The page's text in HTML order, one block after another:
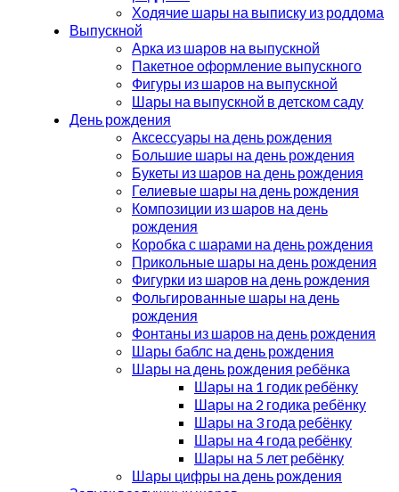
Ходячие шары на выписку из роддома
Выпускной
Арка из шаров на выпускной
Пакетное оформление выпускного
Фигуры из шаров на выпускной
Шары на выпускной в детском саду
День рождения
Аксессуары на день рождения
Большие шары на день рождения
Букеты из шаров на день рождения
Гелиевые шары на день рождения
Композиции из шаров на день
рождения
Коробка с шарами на день рождения
Прикольные шары на день рождения
Фигурки из шаров на день рождения
Фольгированные шары на день
рождения
Фонтаны из шаров на день рождения
Шары баблс на день рождения
Шары на день рождения ребёнка
Шары на 1 годик ребёнку
Шары на 2 годика ребёнку
Шары на 3 года ребёнку
Шары на 4 года ребёнку
Шары на 5 лет ребёнку
Шары цифры на день рождения